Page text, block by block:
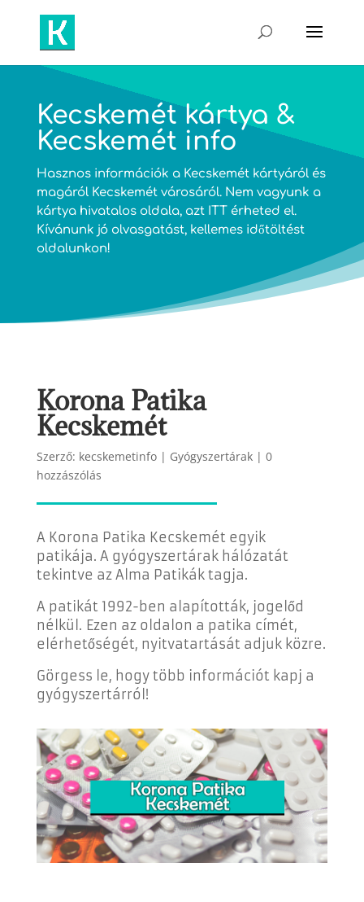
Kecskemét kártya &
Kecskemét info
Hasznos információk a Kecskemét kártyáról és
magáról Kecskemét városáról. Nem vagyunk a
kártya hivatalos oldala, azt ITTérheted el.
Kívánunk jó olvasgatást, kellemes időtöltést
oldalunkon!
Korona Patika
Kecskemét
Szerző: kecskemetinfo| Gyógyszertárak| 0
hozzászólás
A Korona Patika Kecskemét egyik
patikája. A gyógyszertárak hálózatát
tekintve az Alma Patikák tagja.
A patikát 1992-ben alapították, jogelőd
nélkül. Ezen az oldalon a patika címét,
elérhetőségét, nyitvatartását adjuk közre.
Görgess le, hogy több információt kapj a
gyógyszertárról!